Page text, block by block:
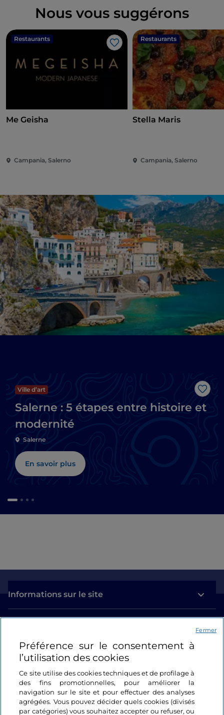
Nous vous suggérons
Restaurants
J’aime
Me Geisha
Campania, Salerno
Restaurants
Stella Maris
Campania, Salerno
Ville d’art
Salerne : 5 étapes entre histoire et
modernité
Salerne
En savoir plus
Informations sur le site
Se connecter
Suivez-nous
Préférence sur le consentement à
l’utilisation des cookies
Ce site utilise des cookies techniques et de profilage à
des fins promotionnelles, pour améliorer la
navigation sur le site et pour effectuer des analyses
agrégées. Vous pouvez décider quels cookies (divisés
par catégories) vous souhaitez accepter ou refuser, ou
Fermer